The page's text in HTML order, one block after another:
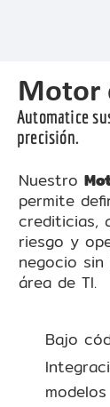
Motor
Automatice
precisión.
Nuestro
permite
crediticias,
riesgo y
negocio
área de TI.
Bajo